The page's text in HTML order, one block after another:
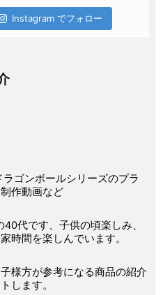
Instagram でフォロー
ゴンボールシリーズのプラ
作動画など
代です、子供の頃楽しみ、
時間を楽しんでいます。
様方が参考になる商品の紹介
します。